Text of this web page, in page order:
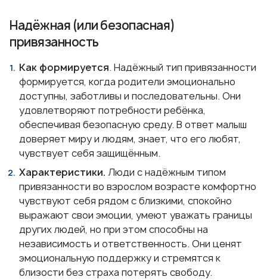
Надёжная (или безопасная)
привязанность
Как формируется. Надёжный тип привязанности
формируется, когда родители эмоционально
доступны, заботливы и последовательны. Они
удовлетворяют потребности ребёнка,
обеспечивая безопасную среду. В ответ малыш
доверяет миру и людям, знает, что его любят,
чувствует себя защищённым.
Характеристики. Люди с надёжным типом
привязанности во взрослом возрасте комфортно
чувствуют себя рядом с близкими, спокойно
выражают свои эмоции, умеют уважать границы
других людей, но при этом способны на
независимость и ответственность. Они ценят
эмоциональную поддержку и стремятся к
близости без страха потерять свободу.